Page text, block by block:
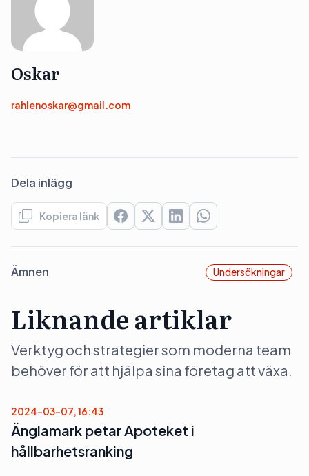
Oskar
rahlenoskar@gmail.com
Dela inlägg
Kopiera länk
Ämnen Undersökningar
Liknande artiklar
Verktyg och strategier som moderna team
behöver för att hjälpa sina företag att växa.
2024-03-07, 16:43
Änglamark petar Apoteket i
hållbarhetsranking